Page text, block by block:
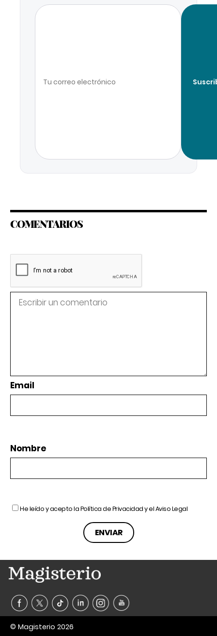
COMENTARIOS
Email
Nombre
He leído y acepto laPolítica de Privacidady elAviso Legal
© Magisterio 2026